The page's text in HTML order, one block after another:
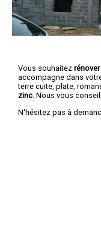
Vous souhaitez
accompagne dans
terre cuite, plate,
zinc . Nous vous
N'hésitez pas à